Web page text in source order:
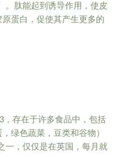
。肽能起到诱导作用，使皮
蛋白，促使其产生更多的
，存在于许多食品中，包括
绿色蔬菜，豆类和谷物）
一，仅仅是在英国，每月就